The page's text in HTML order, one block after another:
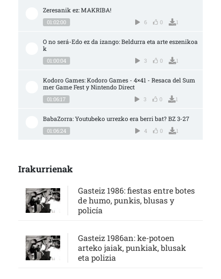
Zeresanik ez: MAKRIBA!
01:02:00 6 0 1
O no será-Edo ez da izango: Beldurra eta arte eszenikoa
k
01:00:04 3 0 1
Kodoro Games: Kodoro Games - 4×41 - Resaca del Sum
mer Game Fest y Nintendo Direct
01:06:17 3 0 1
BabaZorra: Youtubeko urrezko era berri bat? BZ 3-27
01:06:24 4 0 1
Irakurrienak
Gasteiz 1986: fiestas entre botes
de humo, punkis, blusas y
policía
Gasteiz 1986an: ke-potoen
arteko jaiak, punkiak, blusak
eta polizia